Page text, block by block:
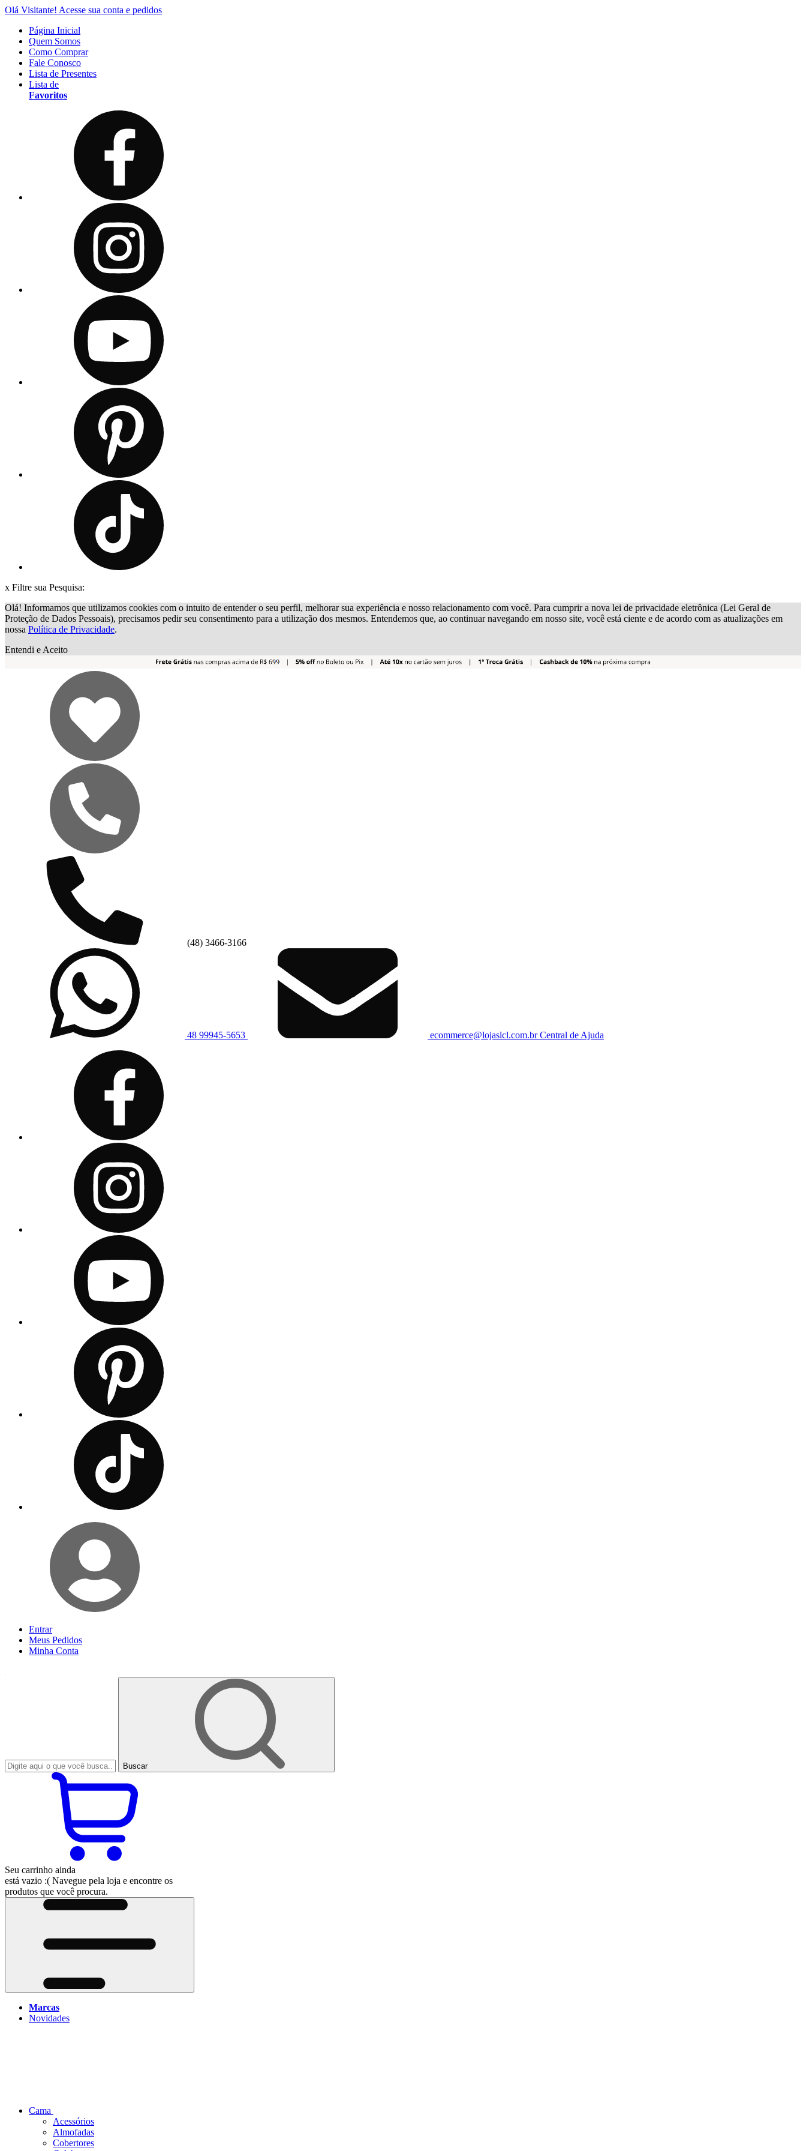
Olá Visitante! Acesse sua conta e pedidos
Página Inicial
Quem Somos
Como Comprar
Fale Conosco
Lista de Presentes
Lista de
Favoritos
x Filtre sua Pesquisa:
Olá! Informamos que utilizamos cookies com o intuito de entender o seu perfil, melhorar sua experiência e nosso relacionamento com você. Para cumprir a nova lei de privacidade eletrônica (Lei Geral de
Proteção de Dados Pessoais), precisamos pedir seu consentimento para a utilização dos mesmos. Entendemos que, ao continuar navegando em nosso site, você está ciente e de acordo com as atualizações em
nossa Política de Privacidade.
Entendi e Aceito
(48) 3466-3166
48 99945-5653 ecommerce@lojaslcl.com.brCentral de Ajuda
Entrar
Meus Pedidos
Minha Conta
Buscar
Seu carrinho ainda
está vazio :( Navegue pela loja e encontre os
produtos que você procura.
Marcas
Novidades
Cama
Acessórios
Almofadas
Cobertores